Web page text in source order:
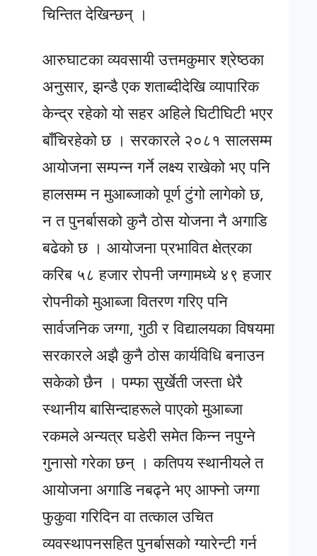
चिन्तित देखिन्छन् ।
आरुघाटका व्यवसायी उत्तमकुमार श्रेष्ठका
अनुसार, झन्डै एक शताब्दीदेखि व्यापारिक
केन्द्र रहेको यो सहर अहिले घिटीघिटी भएर
बाँचिरहेको छ । सरकारले २०८१ सालसम्म
आयोजना सम्पन्न गर्ने लक्ष्य राखेको भए पनि
हालसम्म न मुआब्जाको पूर्ण टुंगो लागेको छ,
न त पुनर्बासको कुनै ठोस योजना नै अगाडि
बढेको छ । आयोजना प्रभावित क्षेत्रका
करिब ५८ हजार रोपनी जग्गामध्ये ४९ हजार
रोपनीको मुआब्जा वितरण गरिए पनि
सार्वजनिक जग्गा, गुठी र विद्यालयका विषयमा
सरकारले अझै कुनै ठोस कार्यविधि बनाउन
सकेको छैन । पम्फा सुर्खेती जस्ता धेरै
स्थानीय बासिन्दाहरूले पाएको मुआब्जा
रकमले अन्यत्र घडेरी समेत किन्न नपुग्ने
गुनासो गरेका छन् । कतिपय स्थानीयले त
आयोजना अगाडि नबढ्ने भए आफ्नो जग्गा
फुकुवा गरिदिन वा तत्काल उचित
व्यवस्थापनसहित पुनर्बासको ग्यारेन्टी गर्न